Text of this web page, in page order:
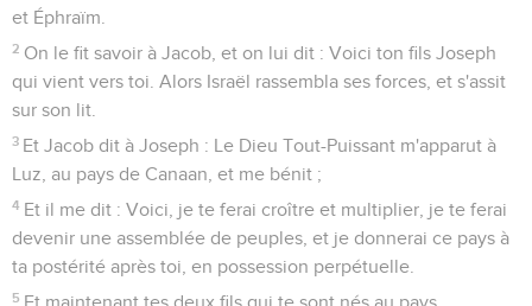
et Éphraïm.
2 On le fit savoir à Jacob, et on lui dit : Voici ton fils Joseph
qui vient vers toi. Alors Israël rassembla ses forces, et s'assit
sur son lit.
3 Et Jacob dit à Joseph : Le Dieu Tout-Puissant m'apparut à
Luz, au pays de Canaan, et me bénit ;
4 Et il me dit : Voici, je te ferai croître et multiplier, je te ferai
devenir une assemblée de peuples, et je donnerai ce pays à
ta postérité après toi, en possession perpétuelle.
5 Et maintenant tes deux fils qui te sont nés au pays